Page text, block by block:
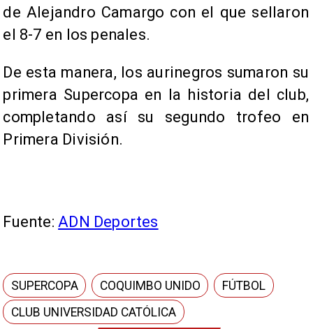
de Alejandro Camargo con el que sellaron
el 8-7 en los penales.
De esta manera, los aurinegros sumaron su
primera Supercopa en la historia del club,
completando así su segundo trofeo en
Primera División.
Fuente:ADN Deportes
SUPERCOPA COQUIMBO UNIDO
FÚTBOL
CLUB UNIVERSIDAD CATÓLICA